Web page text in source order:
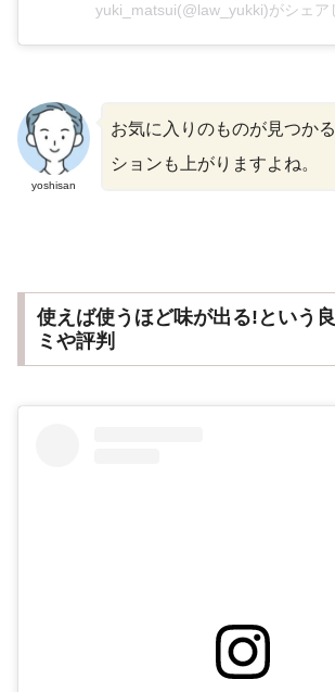
yuki_matsui(@law_yukki)がシェア
yoshisan
お気に入りのものが見つか
ションも上がりますよね。
使えば使うほど味が出る!という
ミや評判